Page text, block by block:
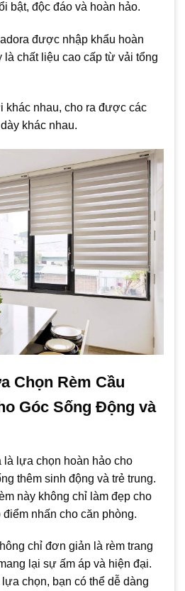
bật, độc đáo và hoàn hảo.
được nhập khẩu hoàn
là chất liệu cao cấp từ vải tổng
khác nhau, cho ra được các
khác nhau.
Chọn Rèm Cầu
Góc Sống Động và
là lựa chọn hoàn hảo cho
thêm sinh động và trẻ trung.
này không chỉ làm đẹp cho
nhấn cho căn phòng.
chỉ đơn giản là rèm trang
lại sự ấm áp và hiện đại.
chọn, bạn có thể dễ dàng